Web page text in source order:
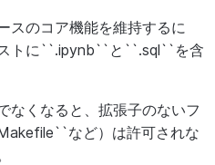
スのコア機能を維持するに
トに``.ipynb``と``.sql``を含
なくなると、拡張子のないフ
など）は許可されな